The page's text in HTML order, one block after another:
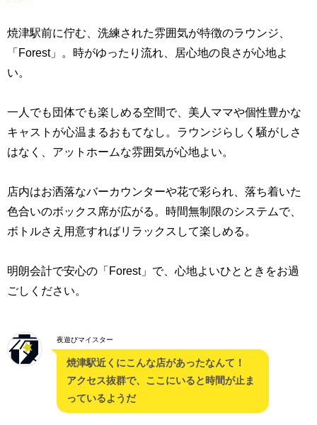
焼津駅前に佇む、洗練された雰囲気が特徴のラウンジ、
「Forest」。時がゆったり流れ、居心地の良さが心地よ
い。
一人でも団体でも楽しめる空間で、美人ママや個性豊かな
キャストが心温まるおもてなし。ラウンジらしく騒がしさ
はなく、アットホームな雰囲気が心地よい。
店内はお洒落なバーカウンターや花で彩られ、落ち着いた
色合いのボックス席が広がる。時間無制限のシステムで、
ボトルさえ用意すればリラックスして楽しめる。
明朗会計で安心の「Forest」で、心地よいひとときをお過
ごしください。
夜遊びマイスター
焼津駅近くにこんな店があったなんて！
アクセス抜群で、ここにいると時間が止ま
っているようだ